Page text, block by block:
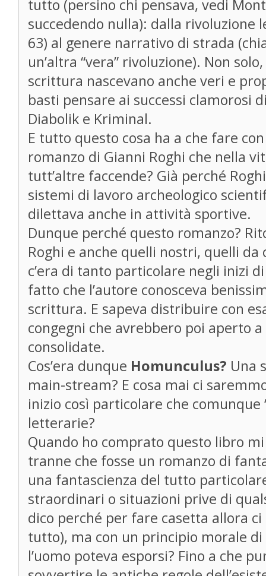
tutto (persino chi pensava, vedi
succedendo nulla): dalla rivoluzione
63) al genere narrativo di strada
un’altra “vera” rivoluzione). Non
scrittura nascevano anche veri e
basti pensare ai successi clamorosi
Diabolik e Kriminal.
E tutto questo cosa ha a che fare
romanzo di Gianni Roghi che nella
tutt’altre faccende? Già perché
sistemi di lavoro archeologico
dilettava anche in attività sportive.
Dunque perché questo romanzo?
Roghi e anche quelli nostri, quelli da
c’era di tanto particolare negli inizi
fatto che l’autore conosceva
scrittura. E sapeva distribuire con
congegni che avrebbero poi aperto
consolidate.
Cos’era dunque Homunculus? Una
main-stream? E cosa mai ci
inizio così particolare che
letterarie?
Quando ho comprato questo libro
tranne che fosse un romanzo di
una fantascienza del tutto
straordinari o situazioni prive di
dico perché per fare casetta allora
tutto), ma con un principio morale
l’uomo poteva esporsi? Fino a che